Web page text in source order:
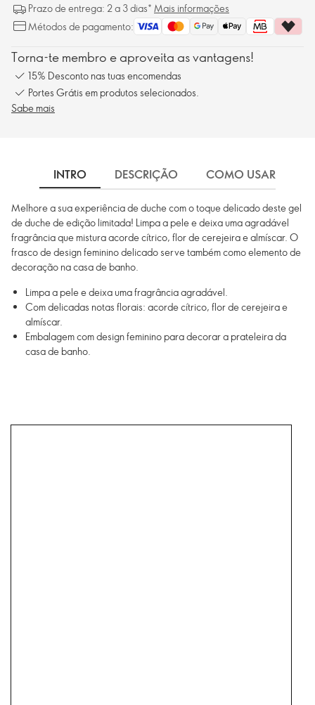
Prazo de entrega: 2 a 3 dias* Mais informações
Métodos de pagamento:
Torna-te membro e aproveita as vantagens!
15% Desconto nas tuas encomendas
Portes Grátis em produtos selecionados.
Sabe mais
INTRO DESCRIÇÃO COMO USAR
Melhore a sua experiência de duche com o toque delicado deste gel
de duche de edição limitada! Limpa a pele e deixa uma agradável
fragrância que mistura acorde cítrico, flor de cerejeira e almíscar. O
frasco de design feminino delicado serve também como elemento de
decoração na casa de banho.
Limpa a pele e deixa uma fragrância agradável.
Com delicadas notas florais: acorde cítrico, flor de cerejeira e
almíscar.
Embalagem com design feminino para decorar a prateleira da
casa de banho.